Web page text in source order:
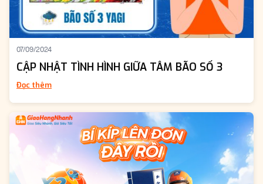
07/09/2024
CẬP NHẬT TÌNH HÌNH GIỮA TÂM BÃO SỐ 3
Đọc thêm